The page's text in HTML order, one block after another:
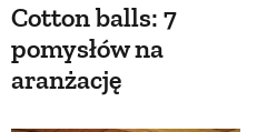
Cotton balls: 7
pomysłów na
aranżację